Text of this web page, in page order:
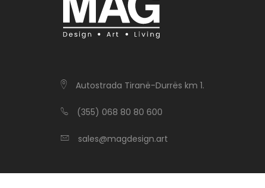
Autostrada Tiranë-Durrës km 1.
(355) 068 80 80 600
sales@magdesign.art